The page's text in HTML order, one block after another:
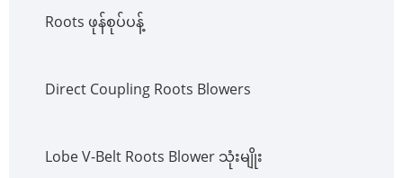
Roots ဖုန်စုပ်ပန့်
Direct Coupling Roots Blowers
Lobe V-Belt Roots Blower သုံးမျိုး